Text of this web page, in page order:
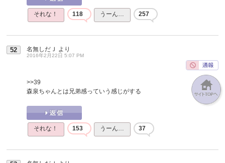
それな！ 118 うーん… 257
52 名無しだＪ より
2016年2月22日 5:07 PM
>>39
森泉ちゃんとは兄弟感っていう感じがする
それな！ 153 うーん… 37